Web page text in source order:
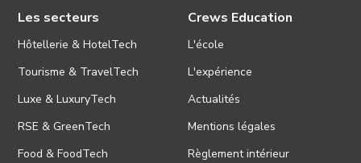
Les secteurs
Hôtellerie & HotelTech
Tourisme & TravelTech
Luxe & LuxuryTech
RSE & GreenTech
Food & FoodTech
Crews Education
L'école
L'expérience
Actualités
Mentions légales
Règlement intérieur